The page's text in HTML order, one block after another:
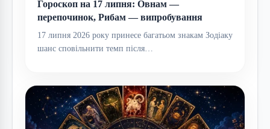
Гороскоп на 17 липня: Овнам —
перепочинок, Рибам — випробування
17 липня 2026 року принесе багатьом знакам Зодіаку
шанс сповільнити темп після…